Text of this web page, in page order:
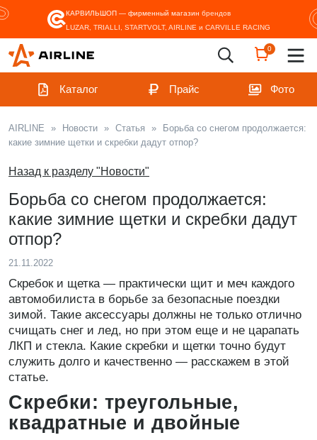
КАРВИЛЬШОП — фирменный магазин брендов
LUZAR, TRIALLI, STARTVOLT, AIRLINE и CARVILLE RACING
0
Каталог Прайс Фото
AIRLINE » Новости » Статья »
Борьба со снегом продолжается:
какие зимние щетки и скребки дадут отпор?
Назад к разделу "Новости"
Борьба со снегом продолжается:
какие зимние щетки и скребки дадут
отпор?
21.11.2022
Скребок и щетка — практически щит и меч каждого
автомобилиста в борьбе за безопасные поездки
зимой. Такие аксессуары должны не только отлично
счищать снег и лед, но при этом еще и не царапать
ЛКП и стекла. Какие скребки и щетки точно будут
служить долго и качественно — расскажем в этой
статье.
Скребки: треугольные,
квадратные и двойные